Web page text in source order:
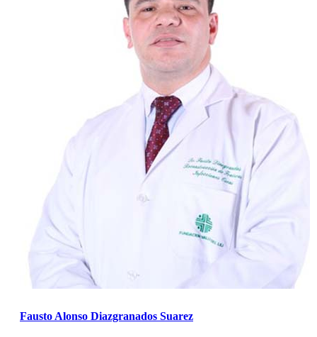
Fausto Alonso Diazgranados Suarez